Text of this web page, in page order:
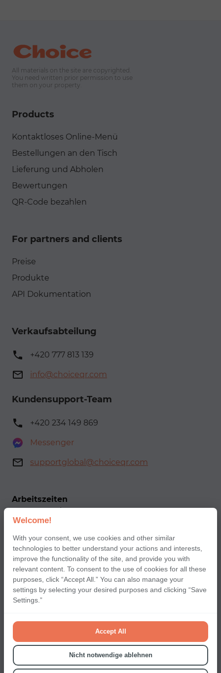
All materials on the site are copyrighted.
You need written prior permission to use
them on your property.
Products
Kontaktloses Online-Menü
Bestellungen an den Tisch
Lieferung und Abholen
Bewertungen
QR-Code bezahlen
For partners and clients
Preise
Produkte
API Dokumentation
Verkaufsabteilung
+420 777 813 139
info@choiceqr.com
Kundensupport-Team
+420 234 149 869
Messenger
supportglobal@choiceqr.com
Arbeitszeiten
Samstag–Sonntag: 12:00 - 22:00
Our social networks
Cookie-Richtlinie
Datenschutz-Bestimmungen
Welcome!
With your consent, we use cookies and other similar
technologies to better understand your actions and interests,
improve the functionality of the site, and provide you with
relevant content. To consent to the use of cookies for all these
purposes, click “Accept All.” You can also manage your
settings by selecting your desired purposes and clicking “Save
Settings.”
Accept All
Nicht notwendige ablehnen